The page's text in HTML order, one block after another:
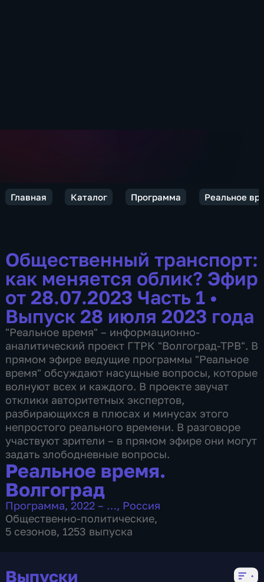
Главная Каталог Программа Реальное
Общественный транспорт:
как меняется облик? Эфир
от 28.07.2023 Часть 1 •
Выпуск 28 июля 2023 года
"Реальное время" – информационно-
аналитический проект ГТРК "Волгоград-ТРВ". В
прямом эфире ведущие программы "Реальное
время" обсуждают насущные вопросы, которые
волнуют всех и каждого. В проекте звучат
отклики авторитетных экспертов,
разбирающихся в плюсах и минусах этого
непростого реального времени. В разговоре
участвуют зрители – в прямом эфире они могут
задать злободневные вопросы.
Реальное время.
Волгоград
Программа,2022 – …, Россия
Общественно-политические,
5 сезонов, 1253 выпуска
Выпуски